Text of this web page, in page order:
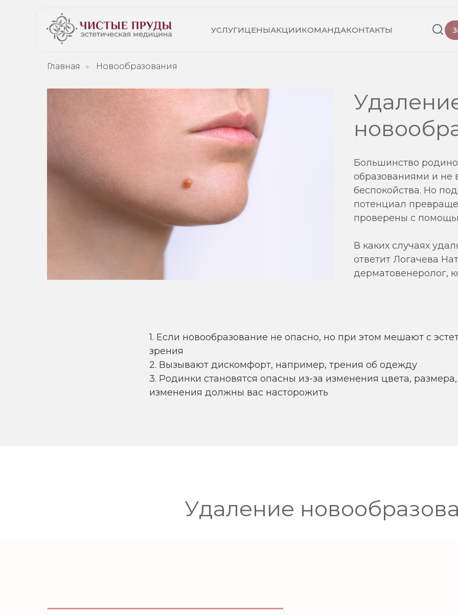
УСЛУГИЦЕНЫАКЦИИКОМАНДАКОНТАКТЫ
Главная » Новообразования
Большинство
образованиями и не
беспокойства. Но
потенциал
проверены с
В каких случаях
ответит Логачева
дерматовенеролог,
1. Если новообразование не опасно, но при этом мешают с
зрения
2. Вызывают дискомфорт, например, трения об одежду
3. Родинки становятся опасны из-за изменения цвета,
изменения должны вас насторожить
Удаление